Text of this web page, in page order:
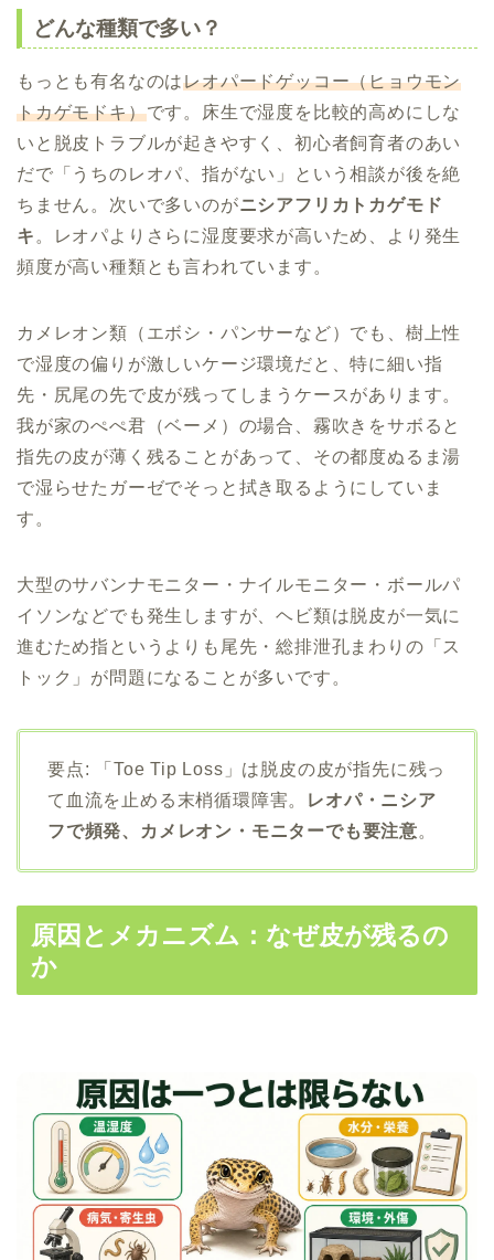
どんな種類で多い？
もっとも有名なのはレオパードゲッコー（ヒョウモン
トカゲモドキ）です。床生で湿度を比較的高めにしな
いと脱皮トラブルが起きやすく、初心者飼育者のあい
だで「うちのレオパ、指がない」という相談が後を絶
ちません。次いで多いのがニシアフリカトカゲモド
キ 。レオパよりさらに湿度要求が高いため、より発生
頻度が高い種類とも言われています。
カメレオン類（エボシ・パンサーなど）でも、樹上性
で湿度の偏りが激しいケージ環境だと、特に細い指
先・尻尾の先で皮が残ってしまうケースがあります。
我が家のぺぺ君（ベーメ）の場合、霧吹きをサボると
指先の皮が薄く残ることがあって、その都度ぬるま湯
で湿らせたガーゼでそっと拭き取るようにしていま
す。
大型のサバンナモニター・ナイルモニター・ボールパ
イソンなどでも発生しますが、ヘビ類は脱皮が一気に
進むため指というよりも尾先・総排泄孔まわりの「ス
トック」が問題になることが多いです。
要点: 「Toe Tip Loss」は脱皮の皮が指先に残っ
て血流を止める末梢循環障害。
レオパ・ニシア
フで頻発、カメレオン・モニターでも要注意。
原因とメカニズム：なぜ皮が残るの
か